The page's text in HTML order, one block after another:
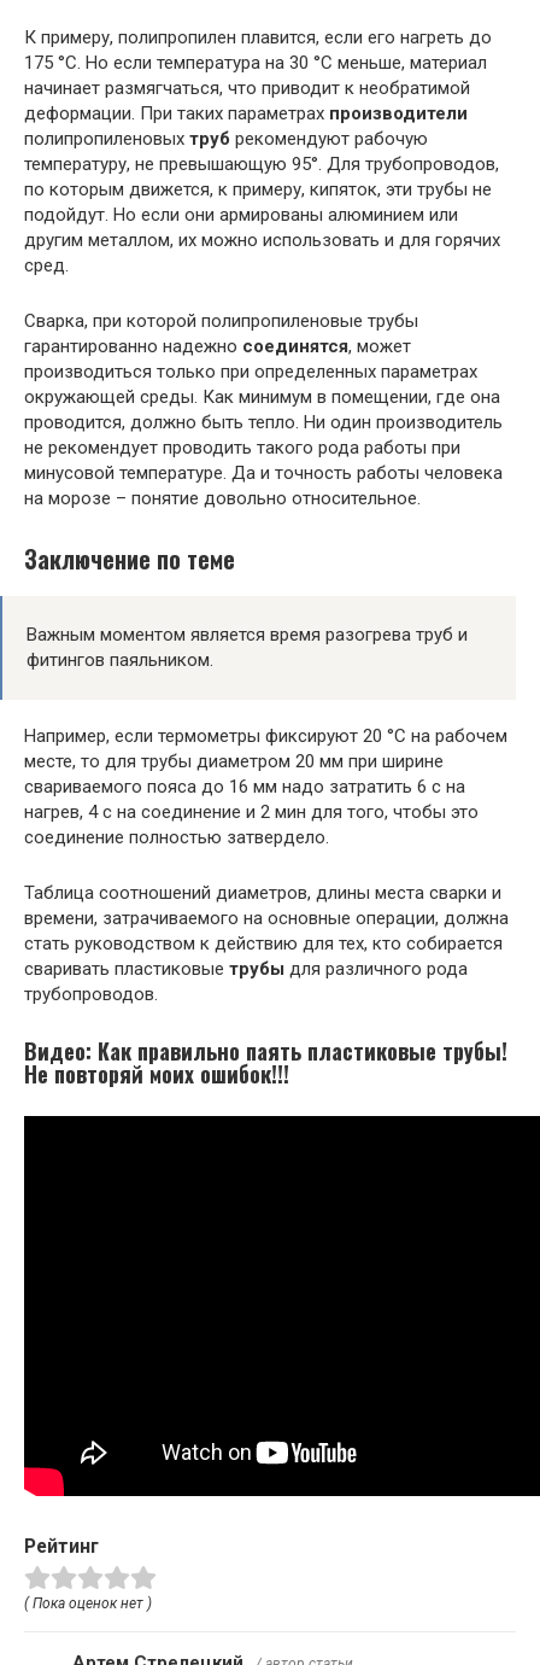
К примеру, полипропилен плавится, если его нагреть до
175 °С. Но если температура на 30 °С меньше, материал
начинает размягчаться, что приводит к необратимой
деформации. При таких параметрах производители
полипропиленовых труб рекомендуют рабочую
температуру, не превышающую 95°. Для трубопроводов,
по которым движется, к примеру, кипяток, эти трубы не
подойдут. Но если они армированы алюминием или
другим металлом, их можно использовать и для горячих
сред.
Сварка, при которой полипропиленовые трубы
гарантированно надежно соединятся, может
производиться только при определенных параметрах
окружающей среды. Как минимум в помещении, где она
проводится, должно быть тепло. Ни один производитель
не рекомендует проводить такого рода работы при
минусовой температуре. Да и точность работы человека
на морозе – понятие довольно относительное.
Заключение по теме
Важным моментом является время разогрева труб и
фитингов паяльником.
Например, если термометры фиксируют 20 °С на рабочем
месте, то для трубы диаметром 20 мм при ширине
свариваемого пояса до 16 мм надо затратить 6 с на
нагрев, 4 с на соединение и 2 мин для того, чтобы это
соединение полностью затвердело.
Таблица соотношений диаметров, длины места сварки и
времени, затрачиваемого на основные операции, должна
стать руководством к действию для тех, кто собирается
сваривать пластиковые трубы для различного рода
трубопроводов.
Видео: Как правильно паять пластиковые трубы!
Не повторяй моих ошибок!!!
Рейтинг
( Пока оценок нет )